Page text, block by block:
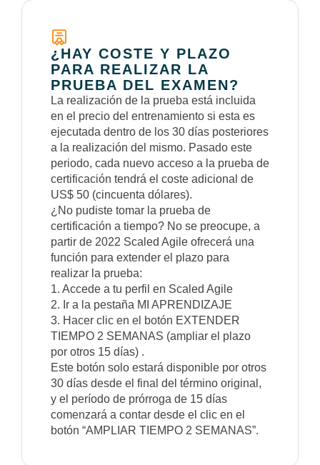
¿HAY COSTE Y PLAZO
PARA REALIZAR LA
PRUEBA DEL EXAMEN?
La realización de la prueba está incluida
en el precio del entrenamiento si esta es
ejecutada dentro de los 30 días posteriores
a la realización del mismo. Pasado este
periodo, cada nuevo acceso a la prueba de
certificación tendrá el coste adicional de
US$ 50 (cincuenta dólares).
¿No pudiste tomar la prueba de
certificación a tiempo? No se preocupe, a
partir de 2022 Scaled Agile ofrecerá una
función para extender el plazo para
realizar la prueba:
1. Accede a tu perfil en Scaled Agile
2. Ir a la pestaña MI APRENDIZAJE
3. Hacer clic en el botón EXTENDER
TIEMPO 2 SEMANAS (ampliar el plazo
por otros 15 días) .
Este botón solo estará disponible por otros
30 días desde el final del término original,
y el período de prórroga de 15 días
comenzará a contar desde el clic en el
botón “AMPLIAR TIEMPO 2 SEMANAS”.